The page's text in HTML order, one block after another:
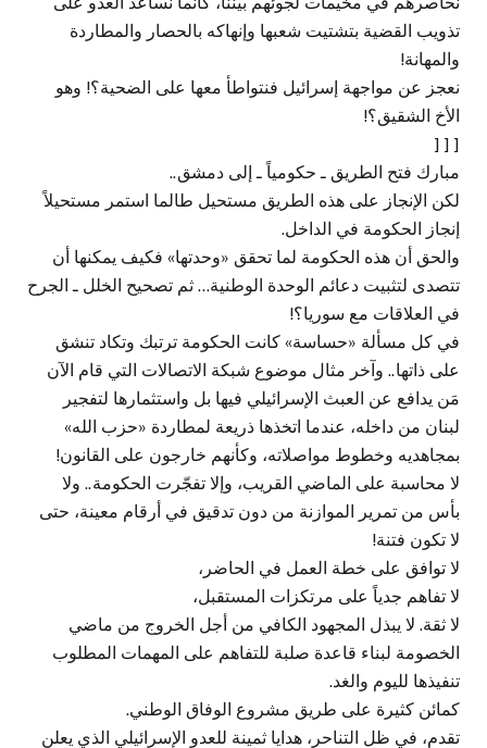
تذويب القضية بتشتيت شعبها وإنهاكه بالحصار والمطاردة
والمهانة!
نعجز عن مواجهة إسرائيل فنتواطأ معها على الضحية؟! وهو
الأخ الشقيق؟!
[ [ [
مبارك فتح الطريق ـ حكومياً ـ إلى دمشق..
لكن الإنجاز على هذه الطريق مستحيل طالما استمر مستحيلاً
إنجاز الحكومة في الداخل.
والحق أن هذه الحكومة لما تحقق «وحدتها» فكيف يمكنها أن
تتصدى لتثبيت دعائم الوحدة الوطنية… ثم تصحيح الخلل ـ الجرح
في العلاقات مع سوريا؟!
في كل مسألة «حساسة» كانت الحكومة ترتبك وتكاد تنشق
على ذاتها.. وآخر مثال موضوع شبكة الاتصالات التي قام الآن
مَن يدافع عن العبث الإسرائيلي فيها بل واستثمارها لتفجير
لبنان من داخله، عندما اتخذها ذريعة لمطاردة «حزب الله»
بمجاهديه وخطوط مواصلاته، وكأنهم خارجون على القانون!
لا محاسبة على الماضي القريب، وإلا تفجّرت الحكومة.. ولا
بأس من تمرير الموازنة من دون تدقيق في أرقام معينة، حتى
لا تكون فتنة!
لا توافق على خطة العمل في الحاضر،
لا تفاهم جدياً على مرتكزات المستقبل،
لا ثقة. لا يبذل المجهود الكافي من أجل الخروج من ماضي
الخصومة لبناء قاعدة صلبة للتفاهم على المهمات المطلوب
تنفيذها لليوم والغد.
كمائن كثيرة على طريق مشروع الوفاق الوطني.
تقدم، في ظل التناحر، هدايا ثمينة للعدو الإسرائيلي الذي يعلن